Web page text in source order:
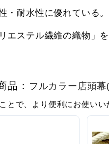
・耐水性に優れている。
リエステル繊維の織物」
品： フルカラー店頭
とで、より便利にお使いい